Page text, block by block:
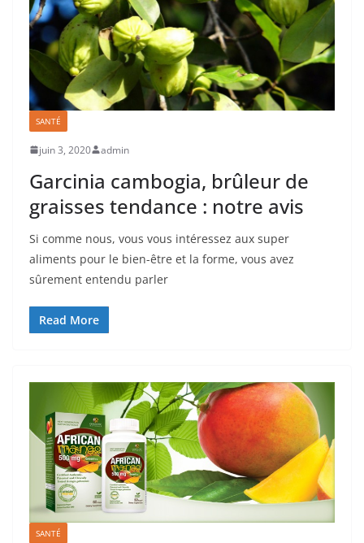
SANTÉ
juin 3, 2020 admin
Garcinia cambogia, brûleur de
graisses tendance : notre avis
Si comme nous, vous vous intéressez aux super
aliments pour le bien-être et la forme, vous avez
sûrement entendu parler
Read More
SANTÉ